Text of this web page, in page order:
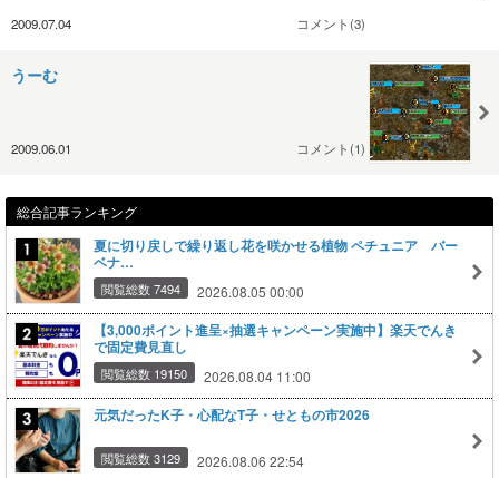
2009.07.04 コメント(3)
うーむ
2009.06.01 コメント(1)
総合記事ランキング
夏に切り戻しで繰り返し花を咲かせる植物 ペチュニア バー
ベナ…
閲覧総数 7494 2026.08.05 00:00
【3,000ポイント進呈×抽選キャンペーン実施中】楽天でんき
で固定費見直し
閲覧総数 19150 2026.08.04 11:00
元気だったK子・心配なT子・せともの市2026
閲覧総数 3129 2026.08.06 22:54